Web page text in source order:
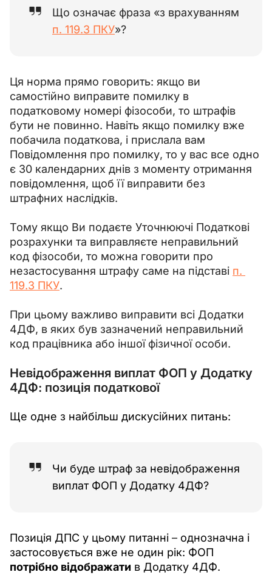
Що означає фраза «з врахуванням
п. 119.3 ПКУ»?
Ця норма прямо говорить: якщо ви
самостійно виправите помилку в
податковому номері фізособи, то штрафів
бути не повинно. Навіть якщо помилку вже
побачила податкова, і прислала вам
Повідомлення про помилку, то у вас все одно
є 30 календарних днів з моменту отримання
повідомлення, щоб її виправити без
штрафних наслідків.
Тому якщо Ви подаєте Уточнюючі Податкові
розрахунки та виправляєте неправильний
код фізособи, то можна говорити про
незастосування штрафу саме на підставі п.
119.3 ПКУ.
При цьому важливо виправити всі Додатки
4ДФ, в яких був зазначений неправильний
код працівника або іншої фізичної особи.
Невідображення виплат ФОП у Додатку
4ДФ: позиція податкової
Ще одне з найбільш дискусійних питань:
Чи буде штраф за невідображення
виплат ФОП у Додатку 4ДФ?
Позиція ДПС у цьому питанні – однозначна і
застосовується вже не один рік: ФОП
потрібно відображати в Додатку 4ДФ.